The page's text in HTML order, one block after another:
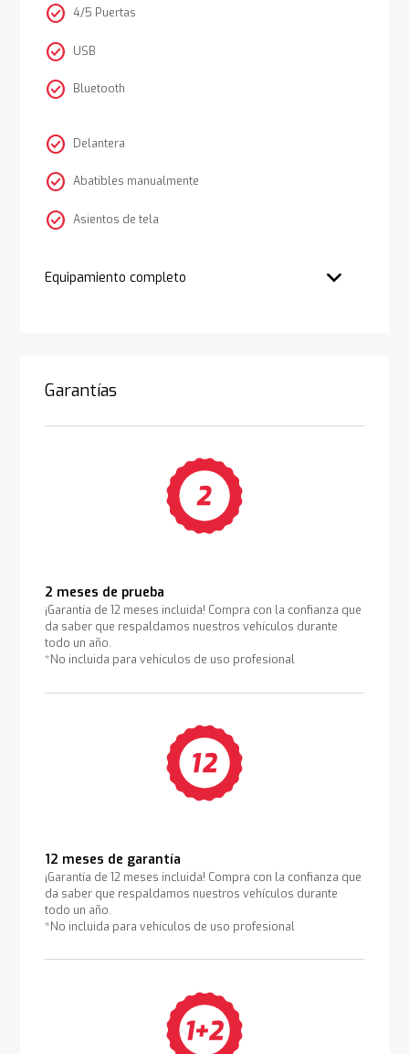
check_circle 4/5 Puertas
check_circle USB
check_circle Bluetooth
check_circle Delantera
check_circle Abatibles manualmente
check_circle Asientos de tela
Equipamiento completo
Garantías
2 meses de prueba
¡Garantía de 12 meses incluida! Compra con la confianza que
da saber que respaldamos nuestros vehículos durante
todo un año.
*No incluida para vehículos de uso profesional
12 meses de garantía
¡Garantía de 12 meses incluida! Compra con la confianza que
da saber que respaldamos nuestros vehículos durante
todo un año.
*No incluida para vehículos de uso profesional